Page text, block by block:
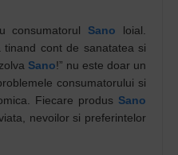
consumatorul Sano loial.
cont de sanatatea si
Sano!” nu este doar un
consumatorului si
Fiecare produs Sano
nevoilor si preferintelor